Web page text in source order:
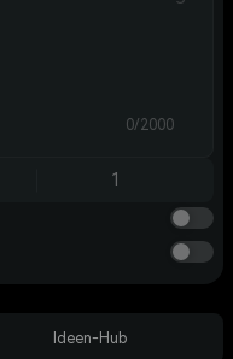
0/2000
1
Ideen-Hub